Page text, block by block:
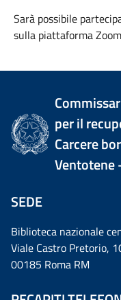
Sarà possibile
sulla piattaforma
per il
Carcere
Ventotene
SEDE
Biblioteca nazionale
Viale Castro Pretorio,
00185 Roma RM